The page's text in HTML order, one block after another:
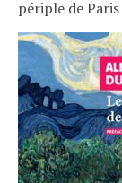
périple de